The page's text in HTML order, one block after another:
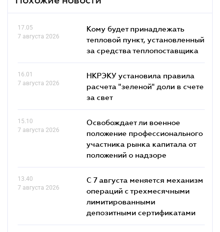
17.05
7 августа 2026
Кому будет принадлежать
тепловой пункт, установленный
за средства теплопоставщика
16.01
7 августа 2026
НКРЭКУ установила правила
расчета "зеленой" доли в счете
за свет
15.10
7 августа 2026
Освобождает ли военное
положение профессионального
участника рынка капитала от
положений о надзоре
13.40
7 августа 2026
С 7 августа меняется механизм
операций с трехмесячными
лимитированными
депозитными сертификатами